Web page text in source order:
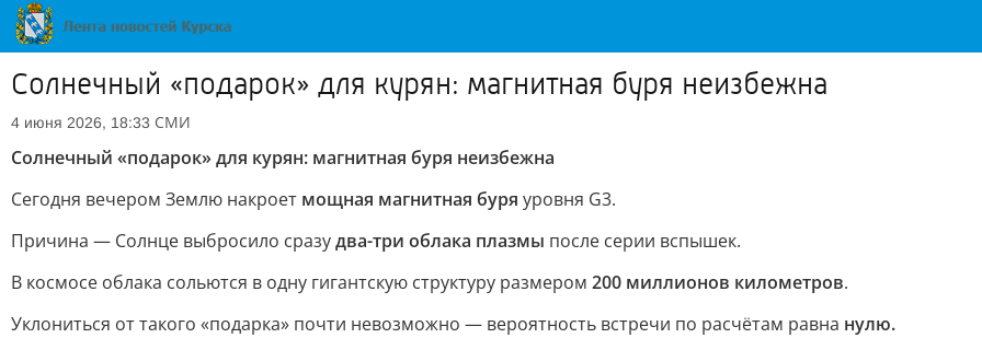
Солнечный «подарок» для курян: магнитная буря неизбежна
4 июня 2026, 18:33 СМИ
Солнечный «подарок» для курян: магнитная буря неизбежна
Сегодня вечером Землю накроет мощная магнитная буря уровня G3.
Причина — Солнце выбросило сразудва-три облака плазмы после серии вспышек.
В космосе облака сольются в одну гигантскую структуру размером 200 миллионов километров.
Уклониться от такого «подарка» почти невозможно — вероятность встречи по расчётам равна нулю.